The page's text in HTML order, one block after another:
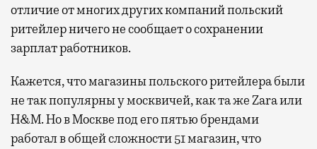
отличие от многих других компаний польский
ритейлер ничего не сообщает о сохранении
зарплат работников.
Кажется, что магазины польского ритейлера были
не так популярны у москвичей, как та же Zara или
H&M. Но в Москве под его пятью брендами
работал в общей сложности 51 магазин, что